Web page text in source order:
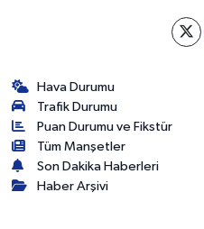
Hava Durumu
Trafik Durumu
Puan Durumu ve Fikstür
Tüm Manşetler
Son Dakika Haberleri
Haber Arşivi